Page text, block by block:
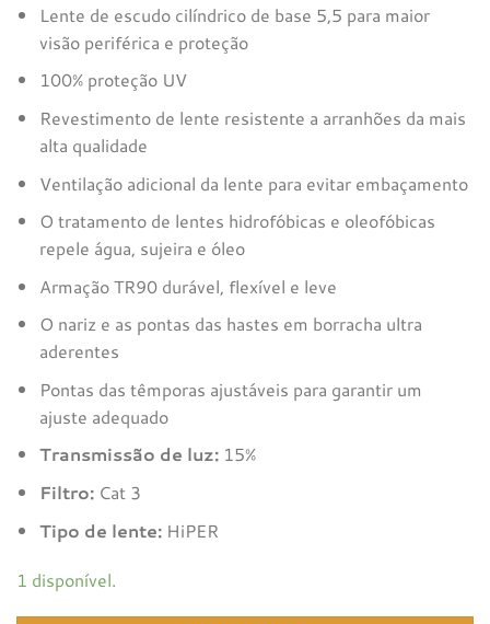
Lente de escudo cilíndrico de base 5,5 para maior
visão periférica e proteção
100% proteção UV
Revestimento de lente resistente a arranhões da mais
alta qualidade
Ventilação adicional da lente para evitar embaçamento
O tratamento de lentes hidrofóbicas e oleofóbicas
repele água, sujeira e óleo
Armação TR90 durável, flexível e leve
O nariz e as pontas das hastes em borracha ultra
aderentes
Pontas das têmporas ajustáveis ​​para garantir um
ajuste adequado
Transmissão de luz:15%
Filtro:Cat 3
Tipo de lente:HiPER
1 disponível.